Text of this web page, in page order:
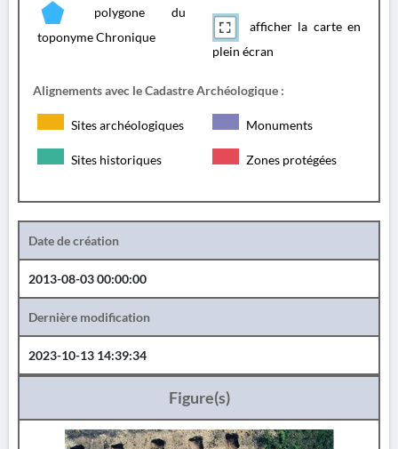
polygone du
toponyme Chronique
afficher la carte en
plein écran
Alignements avec le Cadastre Archéologique :
Sites archéologiques Monuments
Sites historiques Zones protégées
Date de création
2013-08-03 00:00:00
Dernière modification
2023-10-13 14:39:34
Figure(s)